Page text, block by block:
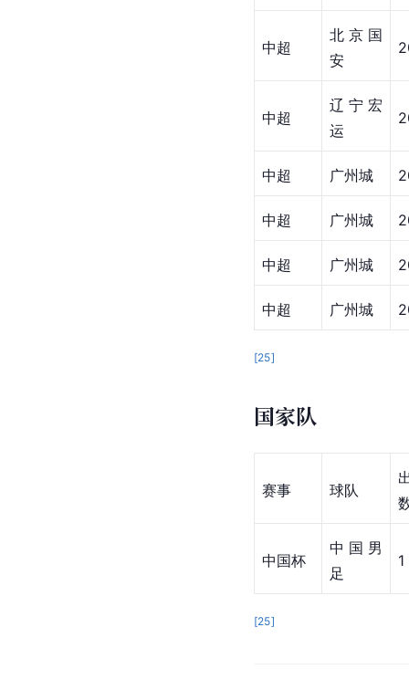
中超
北京国
安
中超
辽宁宏
运
中超 广州城
中超 广州城
中超 广州城
中超 广州城
[25]
国家队
赛事 球队
中国杯
中国男
足
1
[25]